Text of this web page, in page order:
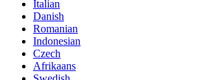
Italian
Danish
Romanian
Indonesian
Czech
Afrikaans